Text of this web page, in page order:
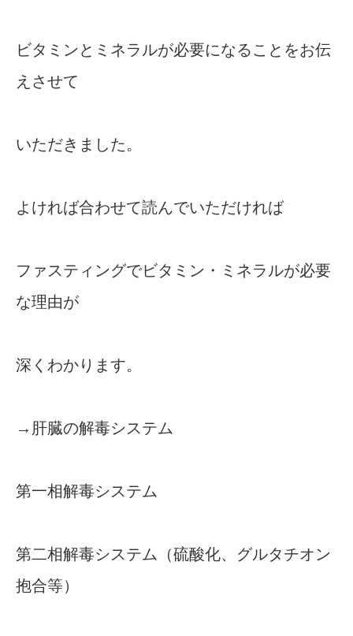
ビタミンとミネラルが必要になることをお伝
えさせて
いただきました。
よければ合わせて読んでいただければ
ファスティングでビタミン・ミネラルが必要
な理由が
深くわかります。
→肝臓の解毒システム
第一相解毒システム
第二相解毒システム（硫酸化、グルタチオン
抱合等）